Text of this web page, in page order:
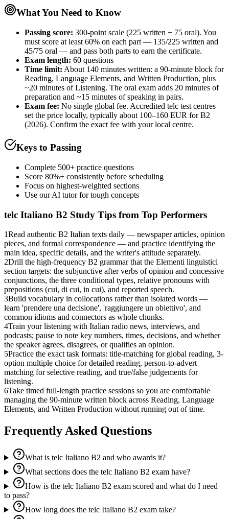
What You Need to Know
Passing score: 300-point scale (225 written + 75 oral). You
must score at least 60% on each part — 135/225 written and
45/75 oral — and pass both parts to earn the certificate.
Exam length: 60 questions
Time limit: About 140 minutes written: a 90-minute block for
Reading, Language Elements, and Written Production, plus
~20 minutes of Listening. The oral exam adds 20 minutes of
preparation and ~15 minutes of speaking in pairs.
Exam fee: No single global fee. Accredited telc test centres
set the price locally, typically about 100–160 EUR for B2
(2026). Confirm the exact fee with your local centre.
Keys to Passing
Complete 500+ practice questions
Score 80%+ consistently before scheduling
Focus on highest-weighted sections
Use our AI tutor for tough concepts
telc Italiano B2 Study Tips from Top Performers
1Read authentic B2 Italian texts daily — newspaper articles, opinion
pieces, and formal correspondence — and practice identifying the
main idea, specific details, and the writer's attitude separately.
2Drill the high-frequency B2 grammar that the Elementi linguistici
section targets: the subjunctive after verbs of opinion and concessive
conjunctions, the three conditional types, relative pronouns with
prepositions (cui, di cui, in cui), and reported speech.
3Build vocabulary in collocations rather than isolated words —
learn 'prendere una decisione', 'raggiungere un obiettivo', and
common idioms and connectors as whole chunks.
4Train your listening with Italian radio news, interviews, and
podcasts; pause to note key numbers, times, decisions, and whether
the speaker agrees, disagrees, or qualifies an opinion.
5Practice the exact task formats: title-matching for global reading, 3-
option multiple choice for detailed reading, person-to-advert
matching for selective reading, and true/false judgements for
listening.
6Take timed full-length practice sessions so you are comfortable
managing the 90-minute written block across Reading, Language
Elements, and Written Production without running out of time.
Frequently Asked Questions
What is telc Italiano B2 and who awards it?
What sections does the telc Italiano B2 exam have?
How is the telc Italiano B2 exam scored and what do I need
to pass?
How long does the telc Italiano B2 exam take?